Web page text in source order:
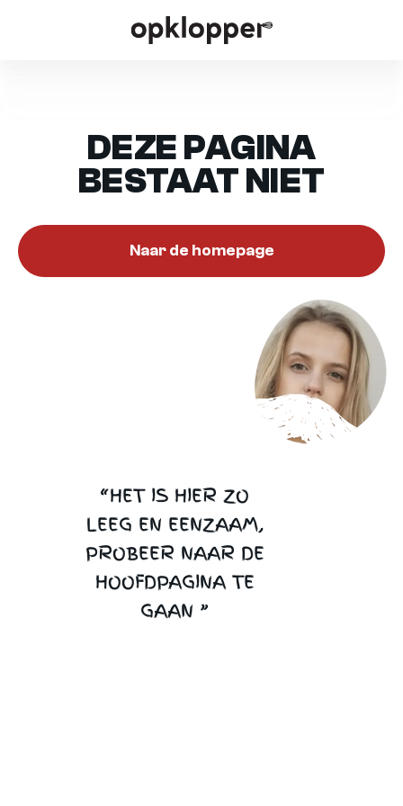
DEZE PAGINA
BESTAAT NIET
“HET IS HIER ZO
LEEG EN EENZAAM,
PROBEER NAAR DE
HOOFDPAGINA TE
GAAN ”
Naar de homepage